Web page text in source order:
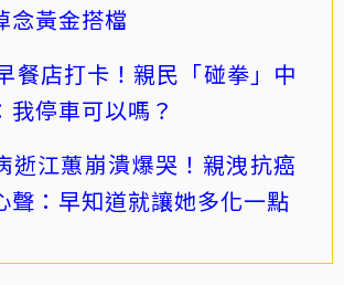
念黃金搭檔
餐店打卡！親民「碰拳」中
我停車可以嗎？
逝江蕙崩潰爆哭！親洩抗癌
聲：早知道就讓她多化一點